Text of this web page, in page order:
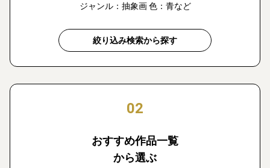
ジャンル：抽象画 色：青など
絞り込み検索から探す
02
おすすめ作品一覧
から選ぶ